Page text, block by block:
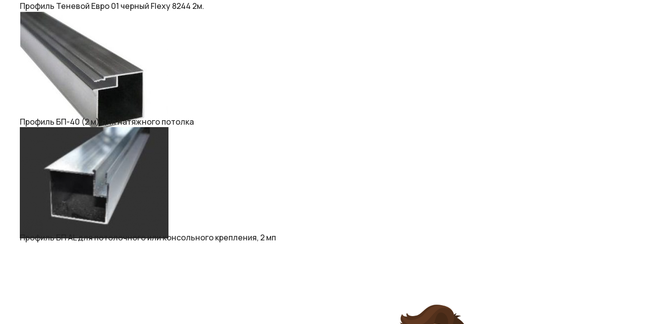
Профиль Теневой Евро 01 черный Flexy 8244 2м.
Профиль БП-40 (2 м) для натяжного потолка
Профиль БП AL для потолочного или консольного крепления, 2 мп